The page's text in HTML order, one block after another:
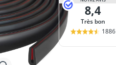
8,4
Très bon
1886